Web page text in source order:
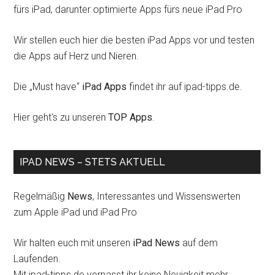
fürs iPad, darunter optimierte Apps fürs neue iPad Pro
Wir stellen euch hier die besten iPad Apps vor und testen
die Apps auf Herz und Nieren.
Die „Must have“ iPad Apps findet ihr auf ipad-tipps.de.
Hier geht's zu unserenTOP Apps.
IPAD NEWS – STETS AKTUELL
Regelmäßig News, Interessantes und Wissenswerten
zum Apple iPad und iPad Pro
Wir halten euch mit unseren iPad News auf dem
Laufenden.